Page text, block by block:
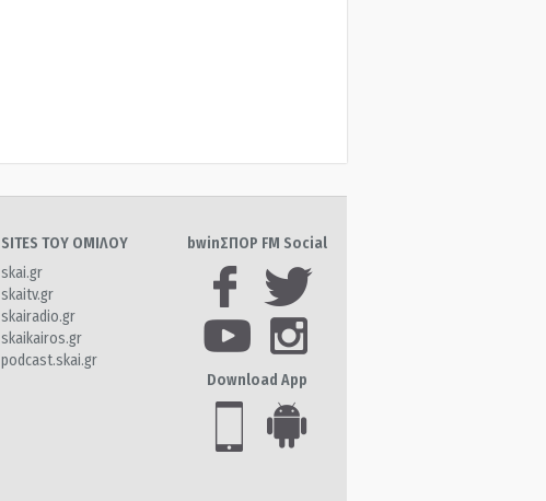
SITES ΤΟΥ ΟΜΙΛΟΥ
skai.gr
skaitv.gr
skairadio.gr
skaikairos.gr
podcast.skai.gr
bwinΣΠΟΡ FM Social
Download App